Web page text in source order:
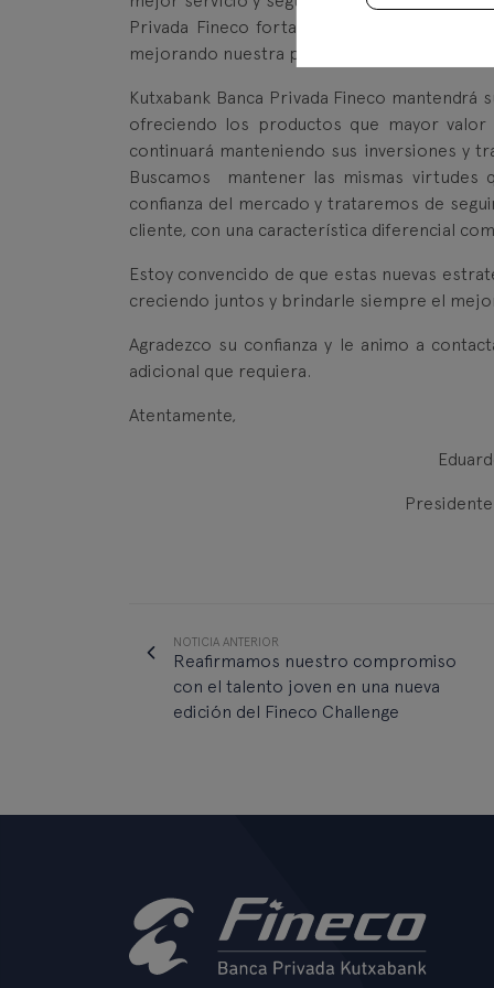
Privada Fineco fortalecerá su estructura y
mejorando nuestra plataforma tecnológica
Kutxabank Banca Privada Fineco
ofreciendo los productos que mayor
continuará manteniendo sus inversiones y
Buscamos mantener las mismas virtudes
confianza del mercado y trataremos de
cliente, con una característica diferencial
Estoy convencido de que estas nuevas
creciendo juntos y brindarle siempre el
Agradezco su confianza y le animo a
adicional que requiera.
Atentamente,
NOTICIA ANTERIOR
Reafirmamos nuestro compromiso
con el talento joven en una nueva
edición del Fineco Challenge